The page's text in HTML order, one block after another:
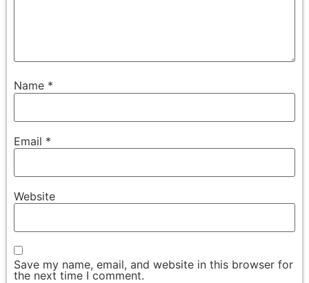
Name *
Email *
Website
Save my name, email, and website in this browser for
the next time I comment.